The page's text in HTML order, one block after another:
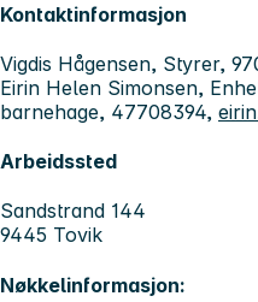
Kontaktinformasjon
Vigdis Hågensen, Styrer,
Eirin Helen Simonsen,
barnehage, 47708394,
Arbeidssted
Sandstrand 144
9445 Tovik
Nøkkelinformasjon: